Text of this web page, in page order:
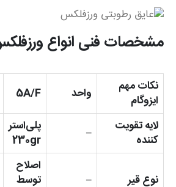
مشخصات فنی انواع
نکات مهم
ایزوگام
واحد 5A/F
لایه تقویت
کننده
–
پلیاستر
230gr
نوع قیر –
اصلاح
توسط